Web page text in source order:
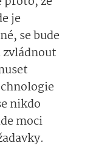
je
se bude
nikdo
moci